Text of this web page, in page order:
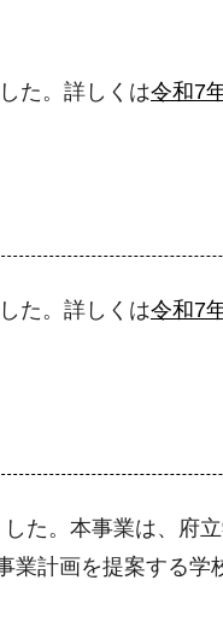
た。詳しくは令和7
た。詳しくは令和7
た。本事業は、府
計画を提案する